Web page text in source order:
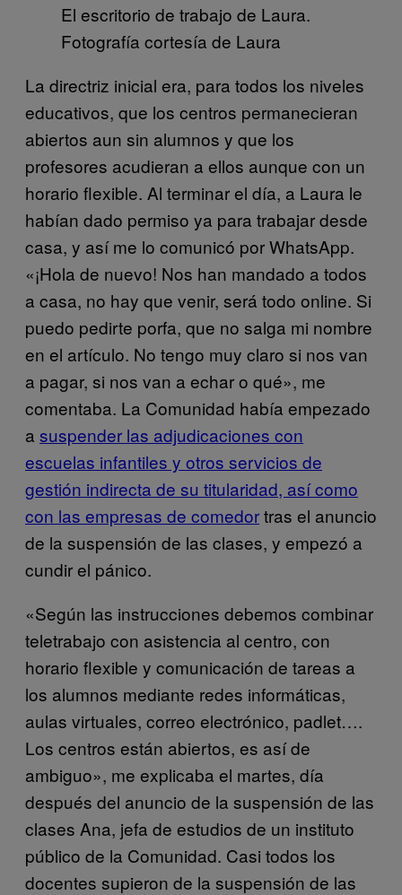
El escritorio de trabajo de Laura.
Fotografía cortesía de Laura
La directriz inicial era, para todos los niveles
educativos, que los centros permanecieran
abiertos aun sin alumnos y que los
profesores acudieran a ellos aunque con un
horario flexible. Al terminar el día, a Laura le
habían dado permiso ya para trabajar desde
casa, y así me lo comunicó por WhatsApp.
«¡Hola de nuevo! Nos han mandado a todos
a casa, no hay que venir, será todo online. Si
puedo pedirte porfa, que no salga mi nombre
en el artículo. No tengo muy claro si nos van
a pagar, si nos van a echar o qué», me
comentaba. La Comunidad había empezado
a suspender las adjudicaciones con
escuelas infantiles y otros servicios de
gestión indirecta de su titularidad, así como
con las empresas de comedortras el anuncio
de la suspensión de las clases, y empezó a
cundir el pánico.
«Según las instrucciones debemos combinar
teletrabajo con asistencia al centro, con
horario flexible y comunicación de tareas a
los alumnos mediante redes informáticas,
aulas virtuales, correo electrónico, padlet….
Los centros están abiertos, es así de
ambiguo», me explicaba el martes, día
después del anuncio de la suspensión de las
clases Ana, jefa de estudios de un instituto
público de la Comunidad. Casi todos los
docentes supieron de la suspensión de las